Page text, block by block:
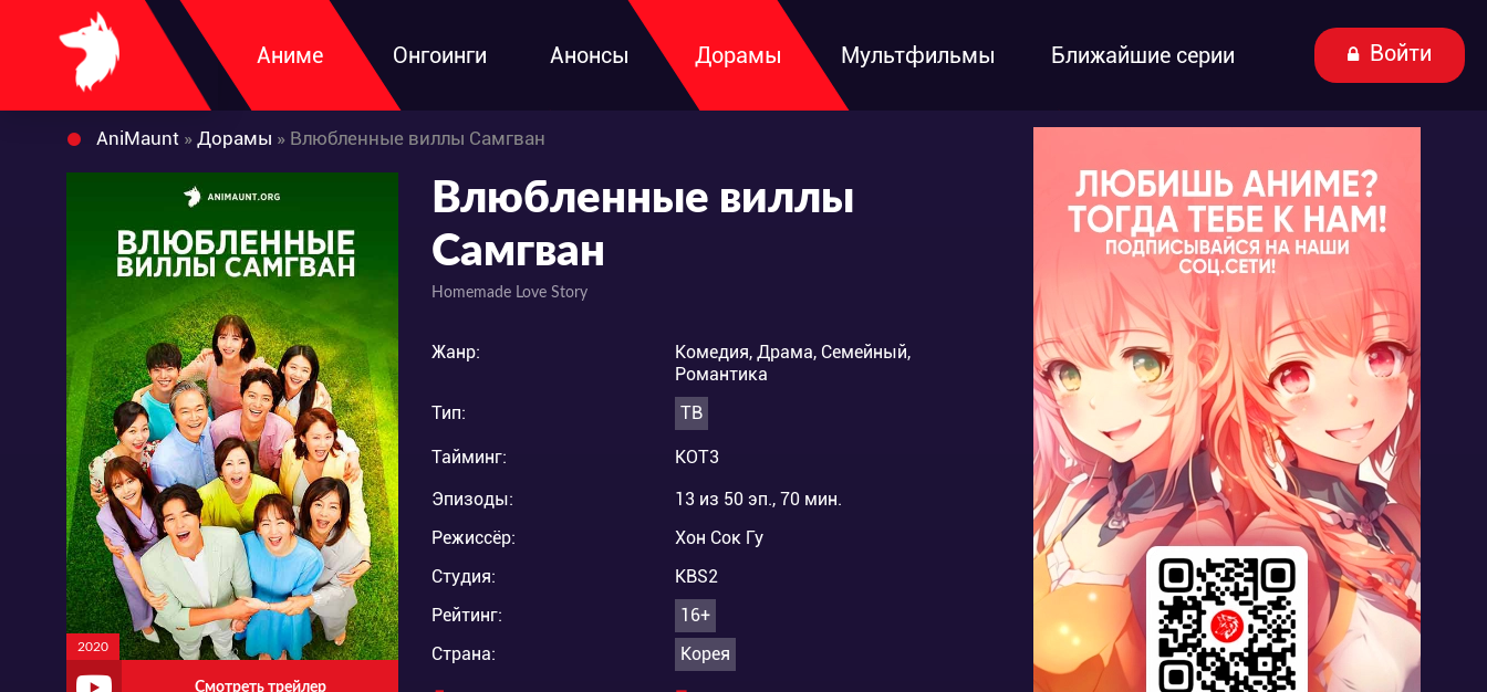
Аниме Онгоинги Анонсы Дорамы Мультфильмы Ближайшие серии Войти
AniMaunt » Дорамы » Влюбленные виллы Самгван
2020
Смотреть трейлер
Влюбленные виллы
Самгван
Homemade Love Story
Жанр:
Комедия, Драма, Семейный,
Романтика
Тип:
ТВ
Тайминг:
KOT3
Эпизоды:
13 из 50 эп., 70 мин.
Режиссёр:
Хон Сок Гу
Студия:
KBS2
Рейтинг:
16+
Страна:
Корея